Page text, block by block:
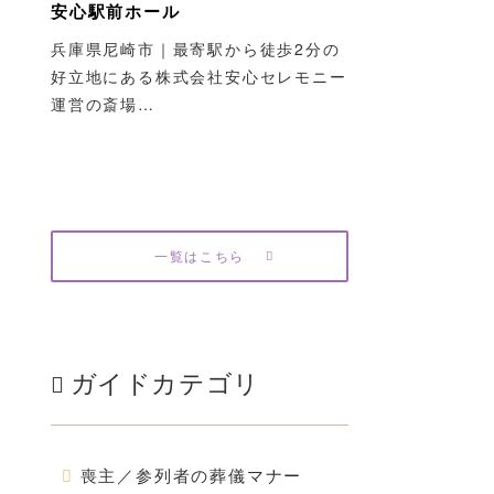
安心駅前ホール
兵庫県尼崎市｜最寄駅から徒歩2分の
好立地にある株式会社安心セレモニー
運営の斎場…
一覧はこちら
ガイドカテゴリ
喪主／参列者の葬儀マナー